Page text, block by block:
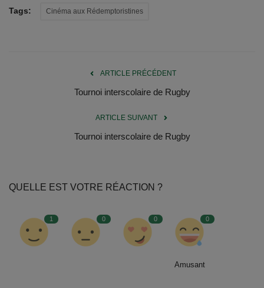
Tags: Cinéma aux Rédemptoristines
ARTICLE PRÉCÉDENT
Tournoi interscolaire de Rugby
ARTICLE SUIVANT
Tournoi interscolaire de Rugby
QUELLE EST VOTRE RÉACTION ?
1 0 0 0
Amusant